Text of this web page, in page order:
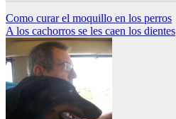
Navegación
de
entradas
Como curar el moquillo en los perros
A los cachorros se les caen los dientes